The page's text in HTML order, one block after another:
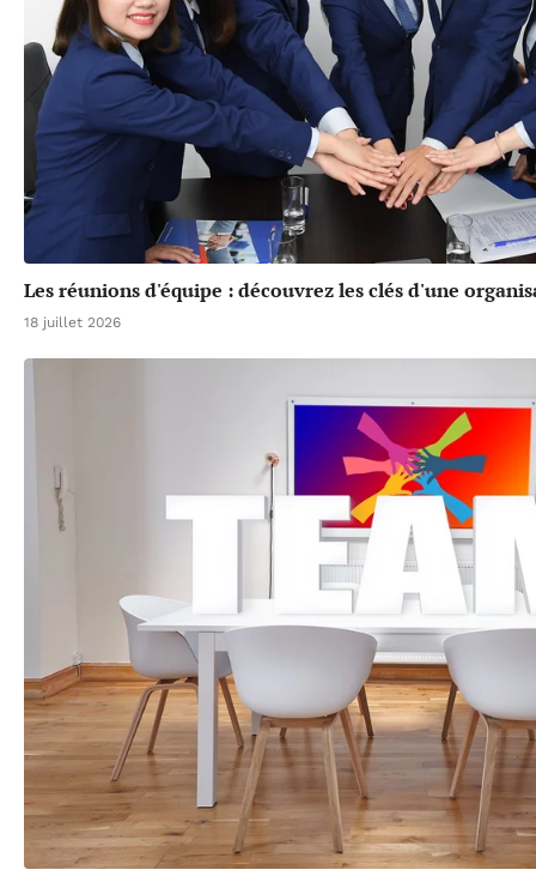
Les réunions d'équipe : découvrez les clés d'une
18 juillet 2026